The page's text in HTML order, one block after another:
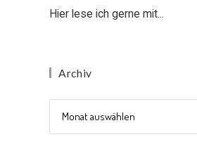
Hier lese ich gerne mit...
Archiv